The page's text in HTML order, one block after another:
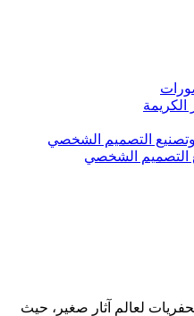
التصميم الشخصي
التصميم الشخصي